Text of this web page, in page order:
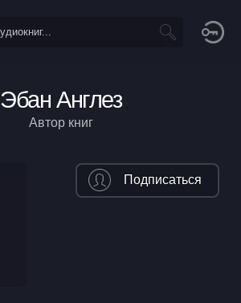
Эбан Англез
Автор книг
Подписаться